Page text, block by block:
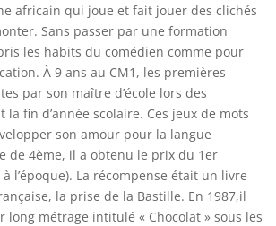
africain qui joue et fait jouer des clichés
Sans passer par une formation
les habits du comédien comme pour
À 9 ans au CM1, les premières
par son maître d’école lors des
fin d’année scolaire. Ces jeux de mots
son amour pour la langue
de 4ème, il a obtenu le prix du 1er
l’époque). La récompense était un livre
la prise de la Bastille. En 1987,il
long métrage intitulé « Chocolat » sous les